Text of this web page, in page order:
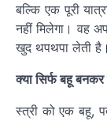
बल्कि एक पूरी
नहीं मिलेगा। वह
खुद थपथपा लेती है।
क्या सिर्फ बहू
स्त्री को एक बहू,